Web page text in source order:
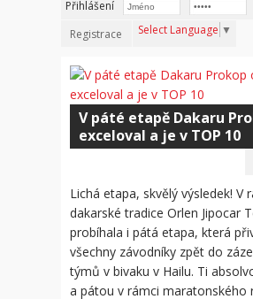
Přihlášení
Registrace
Select Language ▼
V páté etapě Dakaru
exceloval a je v TOP 10
Lichá etapa, skvělý výsledek! V
dakarské tradice Orlen Jipocar
probíhala i pátá etapa, která
všechny závodníky zpět do
týmů v bivaku v Hailu. Ti
a pátou v rámci maratonského